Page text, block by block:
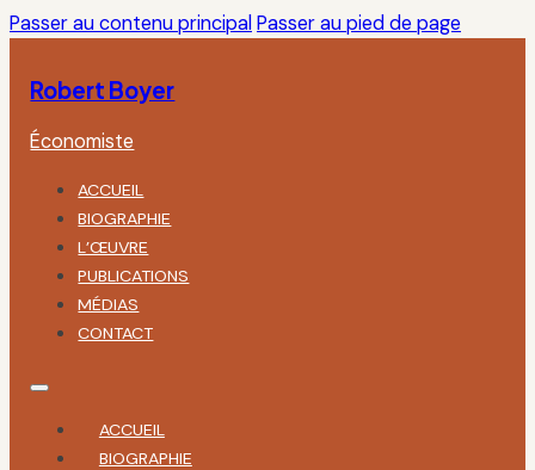
Passer au contenu principal Passer au pied de page
Robert Boyer
Économiste
ACCUEIL
BIOGRAPHIE
L’ŒUVRE
PUBLICATIONS
MÉDIAS
CONTACT
ACCUEIL
BIOGRAPHIE